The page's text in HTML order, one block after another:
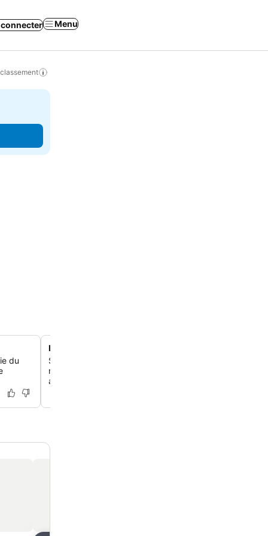
connecter Menu
du
Restaurant au bord du quai
Savoure des fruits de mer frais et une cuisine côtière
restaurant saisonnier de l'hôtel, qui propose des repas
au bord du quai sur une terrasse extérieure ou dans la